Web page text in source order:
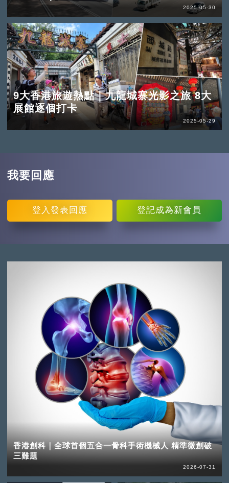
2025-05-30
9大香港旅遊熱點｜九龍城寨光影之旅 8大
展館逐個打卡
2025-05-29
我要回應
登入 發表回應 登記成為新會員
香港創科｜全球首個五合一骨科手術機械人 精準微創破
三難題
2026-07-31